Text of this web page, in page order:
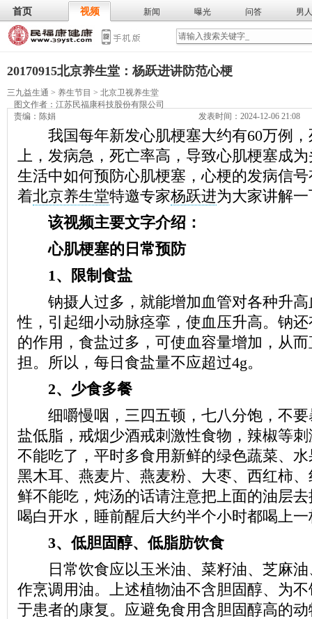
首页 视频 新闻 曝光 问答 男人
武术 气功 膳食 食谱 营养
20170915北京养生堂：杨跃进讲防范心梗
三九益生通 > 养生节目 > 北京卫视养生堂
图文作者： 江苏民福康科技股份有限公司
责编：陈娟
发表时间：2024-12-06 21:08
我国每年新发心肌梗塞大约有60万例，
上，发病急，死亡率高，导致心肌梗塞成
生活中如何预防心肌梗塞，心梗的发病信
着北京养生堂特邀专家杨跃进为大家讲解
该视频主要文字介绍：
心肌梗塞的日常预防
1、限制食盐
钠摄人过多，就能增加血管对各种升高
性，引起细小动脉痉挛，使血压升高。钠
的作用，食盐过多，可使血容量增加，从
担。所以，每日食盐量不应超过4g。
2、少食多餐
细嚼慢咽，三四五顿，七八分饱，不要
盐低脂，戒烟少酒戒刺激性食物，辣椒等
不能吃了，平时多食用新鲜的绿色蔬菜、
黑木耳、燕麦片、燕麦粉、大枣、西红柿
鲜不能吃，炖汤的话请注意把上面的油层
喝白开水，睡前醒后大约半个小时都喝上
3、低胆固醇、低脂肪饮食
日常饮食应以玉米油、菜籽油、芝麻油
作烹调用油。上述植物油不含胆固醇、为
于患者的康复。应避免食用含胆固醇高的